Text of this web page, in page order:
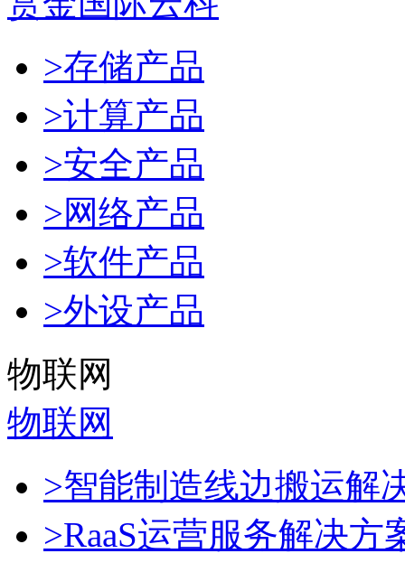
>存储产品
>计算产品
>安全产品
>网络产品
>软件产品
>外设产品
物联网
物联网
>智能制造线边搬运解
>RaaS运营服务解决方